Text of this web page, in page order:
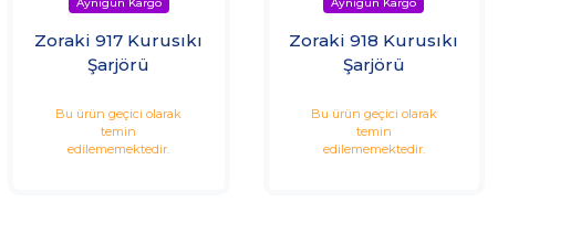
Zoraki 917 Kurusıkı
Şarjörü
Bu ürün geçici olarak
temin
edilememektedir.
Zoraki 918 Kurusıkı
Şarjörü
Bu ürün geçici olarak
temin
edilememektedir.